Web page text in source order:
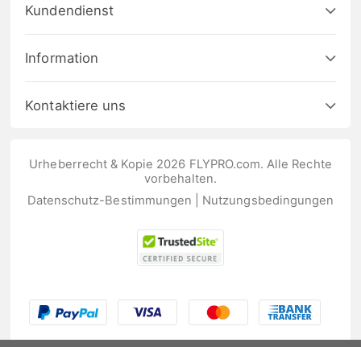
Kundendienst
Information
Kontaktiere uns
Urheberrecht & Kopie 2026 FLYPRO.com. Alle Rechte
vorbehalten.
Datenschutz-Bestimmungen
Nutzungsbedingungen